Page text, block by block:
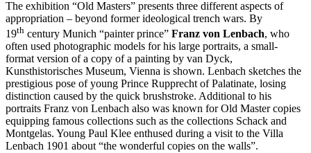
The exhibition “Old Masters” presents three different aspects of
appropriation – beyond former ideological trench wars. By
19th century Munich “painter prince” Franz von Lenbach, who
often used photographic models for his large portraits, a small-
format version of a copy of a painting by van Dyck,
Kunsthistorisches Museum, Vienna is shown. Lenbach sketches the
prestigious pose of young Prince Rupprecht of Palatinate, losing
distinction caused by the quick brushstroke. Additional to his
portraits Franz von Lenbach also was known for Old Master copies
equipping famous collections such as the collections Schack and
Montgelas. Young Paul Klee enthused during a visit to the Villa
Lenbach 1901 about “the wonderful copies on the walls”.